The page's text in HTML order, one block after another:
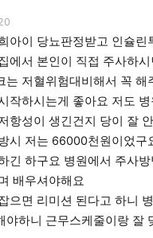
아이 당뇨판정받고 인슐
에서 본인이 직접 주사하
는 저혈위험대비해서 꼭
작하시는게 좋아요 저도
항성이 생긴건지 당이 잘
시 저는 66000천원이었
긴 하구요 병원에서 주사
배우셔야해요
으면 리미션 된다고 하니
야하니 근무스케줄이랑 잘